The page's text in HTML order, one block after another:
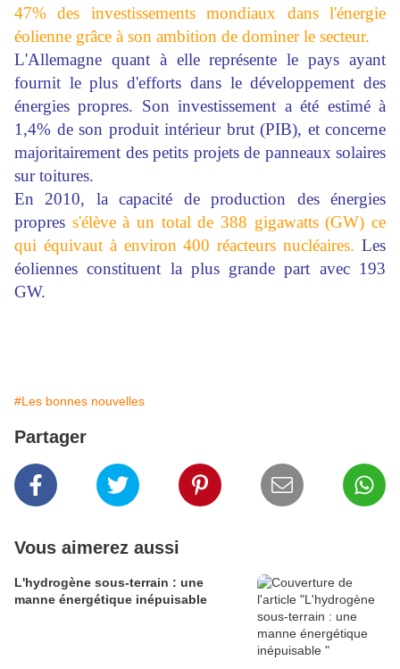
47% des investissements mondiaux dans l'énergie
éolienne grâce à son ambition de dominer le secteur.
L'Allemagne quant à elle représente le pays ayant
fournit le plus d'efforts dans le développement des
énergies propres. Son investissement a été estimé à
1,4% de son produit intérieur brut (PIB), et concerne
majoritairement des petits projets de panneaux solaires
sur toitures.
En 2010, la capacité de production des énergies
propres s'élève à un total de 388 gigawatts (GW) ce
qui équivaut à environ 400 réacteurs nucléaires. Les
éoliennes constituent la plus grande part avec 193
GW.
#Les bonnes nouvelles
Partager
Vous aimerez aussi
L'hydrogène sous-terrain : une
manne énergétique inépuisable